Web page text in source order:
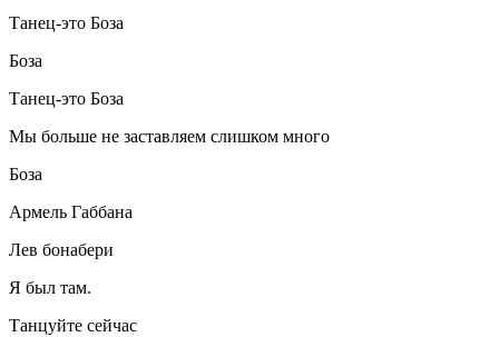
Танец-это Боза
Боза
Танец-это Боза
Мы больше не заставляем слишком много
Боза
Армель Габбана
Лев бонабери
Я был там.
Танцуйте сейчас